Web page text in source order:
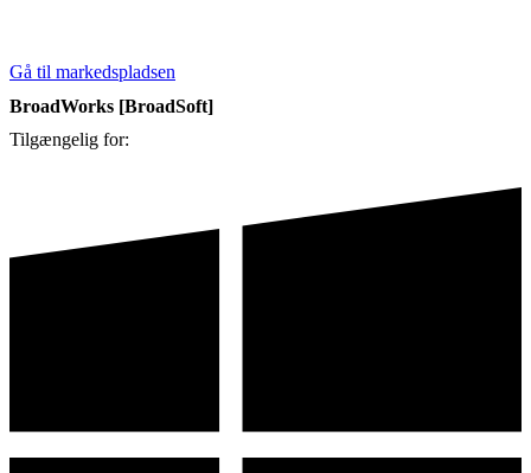
Gå til markedspladsen
BroadWorks [BroadSoft]
Tilgængelig for: